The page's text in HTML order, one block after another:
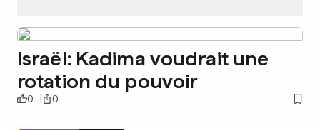
Israël: Kadima voudrait une
rotation du pouvoir
0 0